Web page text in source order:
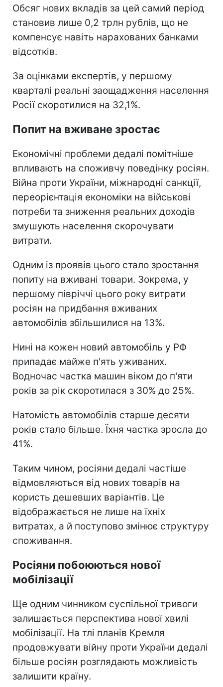
Обсяг нових вкладів за цей самий період
становив лише 0,2 трлн рублів, що не
компенсує навіть нарахованих банками
відсотків.
За оцінками експертів, у першому
кварталі реальні заощадження населення
Росії скоротилися на 32,1%.
Попит на вживане зростає
Економічні проблеми дедалі помітніше
впливають на споживчу поведінку росіян.
Війна проти України, міжнародні санкції,
переорієнтація економіки на військові
потреби та зниження реальних доходів
змушують населення скорочувати
витрати.
Одним із проявів цього стало зростання
попиту на вживані товари. Зокрема, у
першому півріччі цього року витрати
росіян на придбання вживаних
автомобілів збільшилися на 13%.
Нині на кожен новий автомобіль у РФ
припадає майже п'ять уживаних.
Водночас частка машин віком до п'яти
років за рік скоротилася з 30% до 25%.
Натомість автомобілів старше десяти
років стало більше. Їхня частка зросла до
41%.
Таким чином, росіяни дедалі частіше
відмовляються від нових товарів на
користь дешевших варіантів. Це
відображається не лише на їхніх
витратах, а й поступово змінює структуру
споживання.
Росіяни побоюються нової
мобілізації
Ще одним чинником суспільної тривоги
залишається перспектива нової хвилі
мобілізації. На тлі планів Кремля
продовжувати війну проти України дедалі
більше росіян розглядають можливість
залишити країну.